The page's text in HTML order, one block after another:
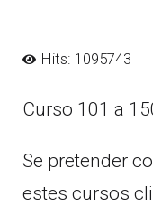
Hits: 1095743
Curso 101 a
Se pretender
estes cursos